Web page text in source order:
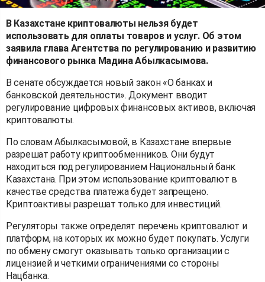
В Казахстане криптовалюты нельзя будет
использовать для оплаты товаров и услуг. Об этом
заявила глава Агентства по регулированию и развитию
финансового рынка Мадина Абылкасымова.
В сенате обсуждается новый закон «О банках и
банковской деятельности». Документ вводит
регулирование цифровых финансовых активов, включая
криптовалюты.
По словам Абылкасымовой, в Казахстане впервые
разрешат работу криптообменников. Они будут
находиться под регулированием Национальный банк
Казахстана. При этом использование криптовалют в
качестве средства платежа будет запрещено.
Криптоактивы разрешат только для инвестиций.
Регуляторы также определят перечень криптовалют и
платформ, на которых их можно будет покупать. Услуги
по обмену смогут оказывать только организации с
лицензией и четкими ограничениями со стороны
Нацбанка.